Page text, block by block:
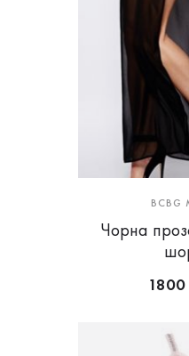
BCBG
Чорна
1800